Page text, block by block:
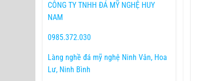
CÔNG TY TNHH ĐÁ MỸ NGHỆ HUY
NAM
0985.372.030
Làng nghề đá mỹ nghệ Ninh Vân, Hoa
Lư, Ninh Bình